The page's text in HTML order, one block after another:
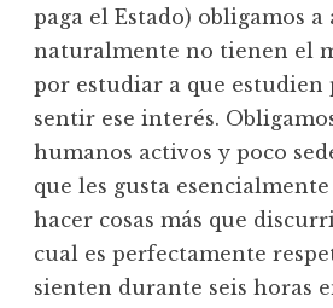
paga el Estado) obligamos
naturalmente no tienen el
por estudiar a que estudien
sentir ese interés.
humanos activos y poco
que les gusta
hacer cosas más que
cual es perfectamente
sienten durante seis horas